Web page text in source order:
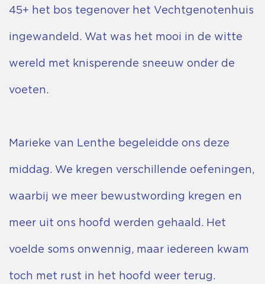
45+ het bos tegenover het Vechtgenotenhuis
ingewandeld. Wat was het mooi in de witte
wereld met knisperende sneeuw onder de
voeten.
Marieke van Lenthe begeleidde ons deze
middag. We kregen verschillende oefeningen,
waarbij we meer bewustwording kregen en
meer uit ons hoofd werden gehaald. Het
voelde soms onwennig, maar iedereen kwam
toch met rust in het hoofd weer terug.